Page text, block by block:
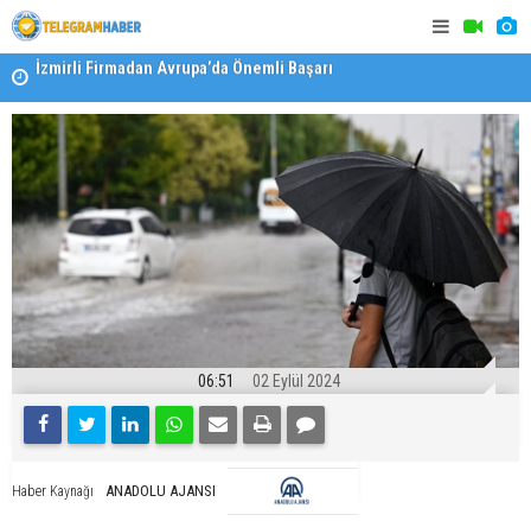
İzmirli Firmadan Avrupa’da Önemli Başarı
Özel Okullarda Alarm Zilleri! "Teşvikler Kalktı, Veli
Devlet Okuluna Yöneldi"
06:51 02 Eylül 2024
Haber Kaynağı ANADOLU AJANSI